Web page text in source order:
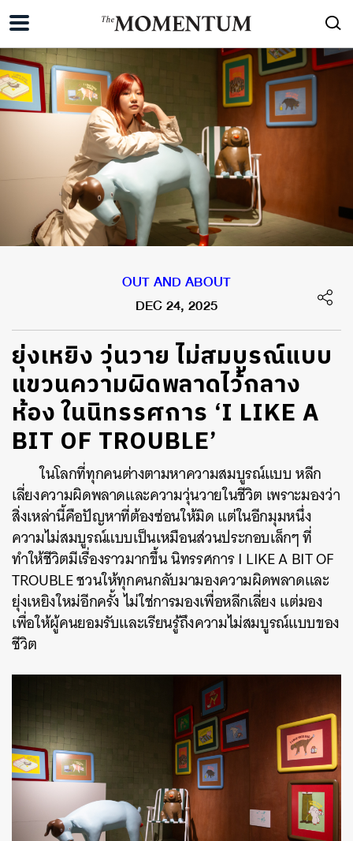
OUT AND ABOUT
DEC 24, 2025
ยุ่งเหยิง วุ่นวาย ไม่สมบูรณ์แบบ
แขวนความผิดพลาดไว้กลาง
ห้อง ในนิทรรศการ ‘I LIKE A
BIT OF TROUBLE’
ในโลกที่ทุกคนต่างตามหาความสมบูรณ์แบบ หลีก
เลี่ยงความผิดพลาดและความวุ่นวายในชีวิต เพราะมองว่า
สิ่งเหล่านี้คือปัญหาที่ต้องซ่อนให้มิด แต่ในอีกมุมหนึ่ง
ความไม่สมบูรณ์แบบเป็นเหมือนส่วนประกอบเล็กๆ ที่
ทำให้ชีวิตมีเรื่องราวมากขึ้น นิทรรศการI LIKE A BIT OF
TROUBLEชวนให้ทุกคนกลับมามองความผิดพลาดและ
ยุ่งเหยิงใหม่อีกครั้ง ไม่ใช่การมองเพื่อหลีกเลี่ยง แต่มอง
เพื่อให้ผู้คนยอมรับและเรียนรู้ถึงความไม่สมบูรณ์แบบของ
ชีวิต